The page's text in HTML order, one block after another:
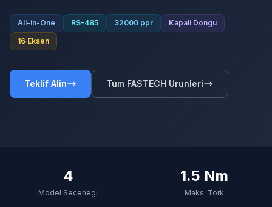
All-in-One RS-485 32000 ppr
Kapali Dongu
16 Eksen
Teklif Alin Tum FASTECH Urunleri
4
Model Secenegi
1.5 Nm
Maks. Tork